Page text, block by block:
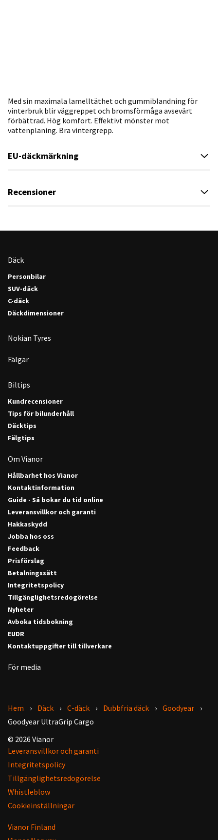
Med sin maximala lamelltäthet och gummiblandning för
vinterbruk blir väggreppet och bromsförmåga avsevärt
förbättrad. Hög komfort. Effektivt mönster mot
vattenplaning. Bra vintergrepp.
EU-däckmärkning
Recensioner
Däck
Personbilar
SUV-däck
C-däck
Däckdimensioner
Nokian Tyres
Fälgar
Biltips
Kundrecensioner
Tips för bilunderhåll
Däcktips
Fälgtips
Om Vianor
Hållbarhet hos Vianor
Kontaktinformation
Guide - Så bokar du tid online
Leveransvillkor och garanti
Hakkaskydd
Jobba hos oss
Feedback
Prisförslag
Betalningssätt
Integritetspolicy
Tillgänglighetsredogörelse
Nyheter
Avboka tidsbokning
EUDR
Kontaktuppgifter till tillverkare
För media
Hem Däck C-däck Dubbfria däck
Goodyear
Goodyear UltraGrip Cargo
© 2026 Vianor
Leveransvillkor och garanti
Integritetspolicy
Tillgänglighetsredogörelse
Whistleblow
Cookieinställningar
Vianor Finland